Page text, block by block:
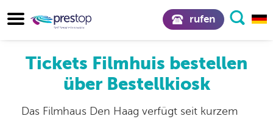
rufen
Tickets Filmhuis bestellen
über Bestellkiosk
Das Filmhaus Den Haag verfügt seit kurzem